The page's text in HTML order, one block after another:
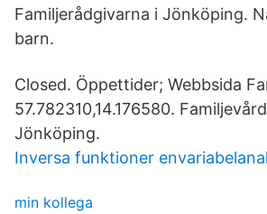
Familjerådgivarna i Jönköping.
barn.
Closed. Öppettider; Webbsida
57.782310,14.176580.
Jönköping.
Inversa funktioner
min kollega